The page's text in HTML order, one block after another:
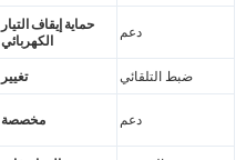
حماية إيقاف التيار
الكهربائي
دعم
تغيير ضبط التلقائي
مخصصة دعم